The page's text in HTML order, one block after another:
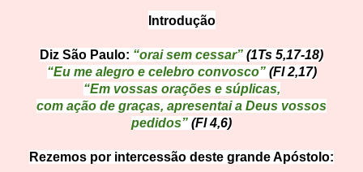
Introdução
Diz São Paulo: “orai sem cessar” (1Ts 5,17-18)
“Eu me alegro e celebro convosco”(Fl 2,17)
“Em vossas orações e súplicas,
com ação de graças, apresentai a Deus vossos
pedidos” (Fl 4,6)
Rezemos por intercessão deste grande Apóstolo: